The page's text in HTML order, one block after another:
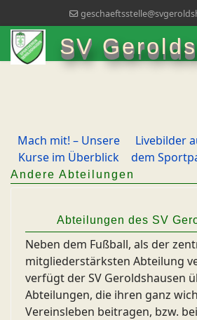
SV
Mach mit! – Unsere
Kurse im Überblick
Livebilder
dem
Andere Abteilungen
Abteilungen des SV
Neben dem Fußball, als der
mitgliederstärksten Abteilung
verfügt der SV Geroldshausen
Abteilungen, die ihren ganz
Vereinsleben beitragen, bzw.